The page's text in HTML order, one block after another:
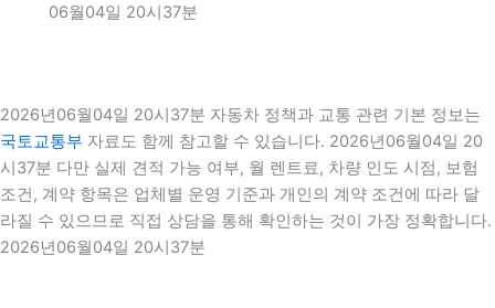
06월04일 20시37분
2026년06월04일 20시37분 자동차 정책과 교통 관련 기본 정보는
국토교통부 자료도 함께 참고할 수 있습니다. 2026년06월04일 20
시37분 다만 실제 견적 가능 여부, 월 렌트료, 차량 인도 시점, 보험
조건, 계약 항목은 업체별 운영 기준과 개인의 계약 조건에 따라 달
라질 수 있으므로 직접 상담을 통해 확인하는 것이 가장 정확합니다.
2026년06월04일 20시37분